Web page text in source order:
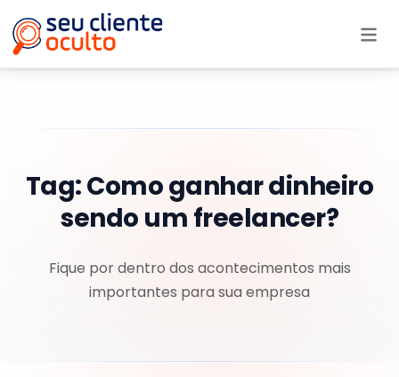
Tag:Como ganhar dinheiro
sendo um freelancer?
Fique por dentro dos acontecimentos mais
importantes para sua empresa